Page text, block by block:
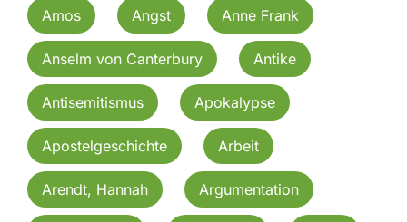
Amos Angst Anne Frank
Anselm von Canterbury Antike
Antisemitismus Apokalypse
Apostelgeschichte Arbeit
Arendt, Hannah Argumentation